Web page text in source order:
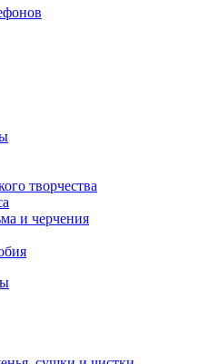
творчества
и черчения